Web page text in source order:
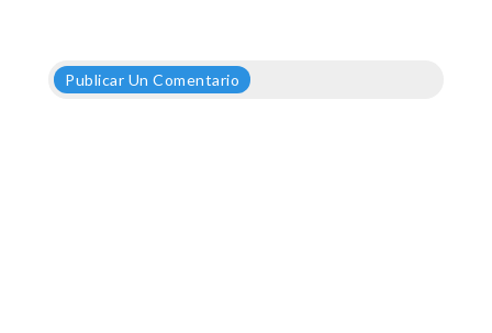
Publicar Un Comentario